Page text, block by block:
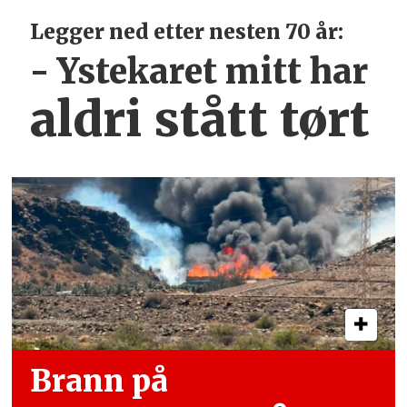
Legger ned etter nesten 70 år:
- Ystekaret mitt har
aldri stått tørt
Brann på